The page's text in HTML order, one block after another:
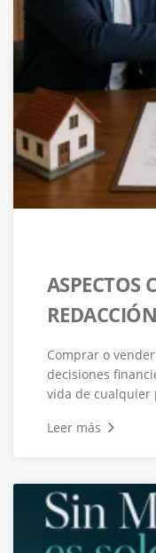
ASPECTOS
Comprar o
decisiones
vida de cualquier
Leer más